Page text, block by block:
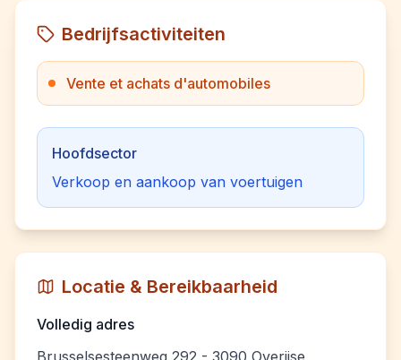
Bedrijfsactiviteiten
Vente et achats d'automobiles
Hoofdsector
Verkoop en aankoop van voertuigen
Locatie & Bereikbaarheid
Volledig adres
Brusselsesteenweg 292 - 3090 Overijse